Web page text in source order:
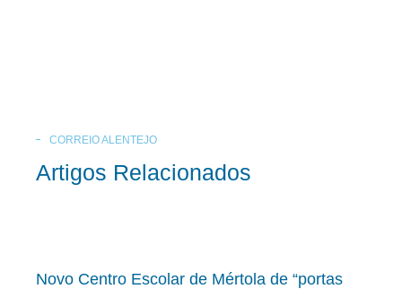
CORREIO ALENTEJO
Artigos Relacionados
Novo Centro Escolar de Mértola de “portas